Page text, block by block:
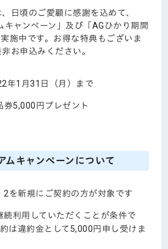
日頃のご愛顧に感謝を込めて、
キャンペーン」及び「AGひかり期間
施中です。お得な特典もございま
お申込みください。
1月31日（月）まで
5,000円プレゼント
ムキャンペーンについて
2を新規にご契約の方が対象です
続利用していただくことが条件で
は違約金として5,000円申し受けま